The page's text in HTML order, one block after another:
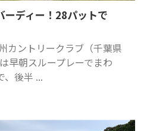
ーディー！28パットで
カントリークラブ（千葉県
早朝スループレーでまわ
、後半 ...